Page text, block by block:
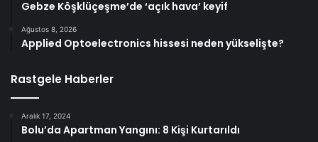
Gebze Köşklüçeşme’de ‘açık hava’ keyif
Ağustos 8, 2026
Applied Optoelectronics hissesi neden yükselişte?
Rastgele Haberler
Aralık 17, 2024
Bolu’da Apartman Yangını: 8 Kişi Kurtarıldı